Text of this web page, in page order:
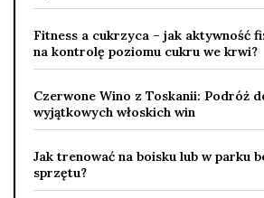
Fitness a cukrzyca – jak aktywność
na kontrolę poziomu cukru we krwi?
Czerwone Wino z Toskanii: Podróż
wyjątkowych włoskich win
Jak trenować na boisku lub w parku
sprzętu?